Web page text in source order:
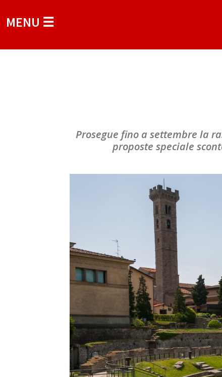
MENU ☰
Prosegue fino a settembre la
proposte speciale